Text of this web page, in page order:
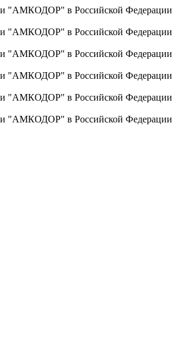
"АМКОДОР" в Российской Федерации
"АМКОДОР" в Российской Федерации
"АМКОДОР" в Российской Федерации
"АМКОДОР" в Российской Федерации
"АМКОДОР" в Российской Федерации
"АМКОДОР" в Российской Федерации